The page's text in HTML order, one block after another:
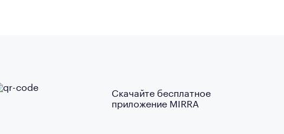
Скачайте бесплатное
приложение MIRRA